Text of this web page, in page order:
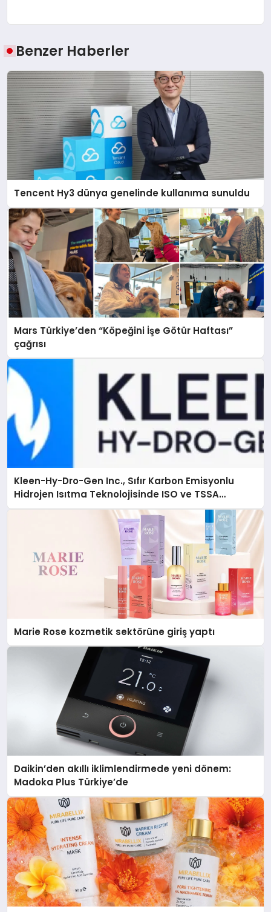
Benzer Haberler
Tencent Hy3 dünya genelinde kullanıma sunuldu
Mars Türkiye’den “Köpeğini İşe Götür Haftası”
çağrısı
Kleen-Hy-Dro-Gen Inc., Sıfır Karbon Emisyonlu
Hidrojen Isıtma Teknolojisinde ISO ve TSSA
Düzenleyici Onaylarını Aldı
Marie Rose kozmetik sektörüne giriş yaptı
Daikin’den akıllı iklimlendirmede yeni dönem:
Madoka Plus Türkiye’de